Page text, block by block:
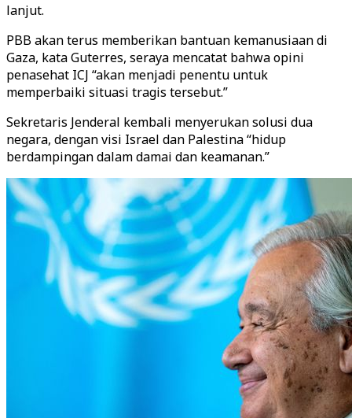
lanjut.
PBB akan terus memberikan bantuan kemanusiaan di
Gaza, kata Guterres, seraya mencatat bahwa opini
penasehat ICJ “akan menjadi penentu untuk
memperbaiki situasi tragis tersebut.”
Sekretaris Jenderal kembali menyerukan solusi dua
negara, dengan visi Israel dan Palestina “hidup
berdampingan dalam damai dan keamanan.”